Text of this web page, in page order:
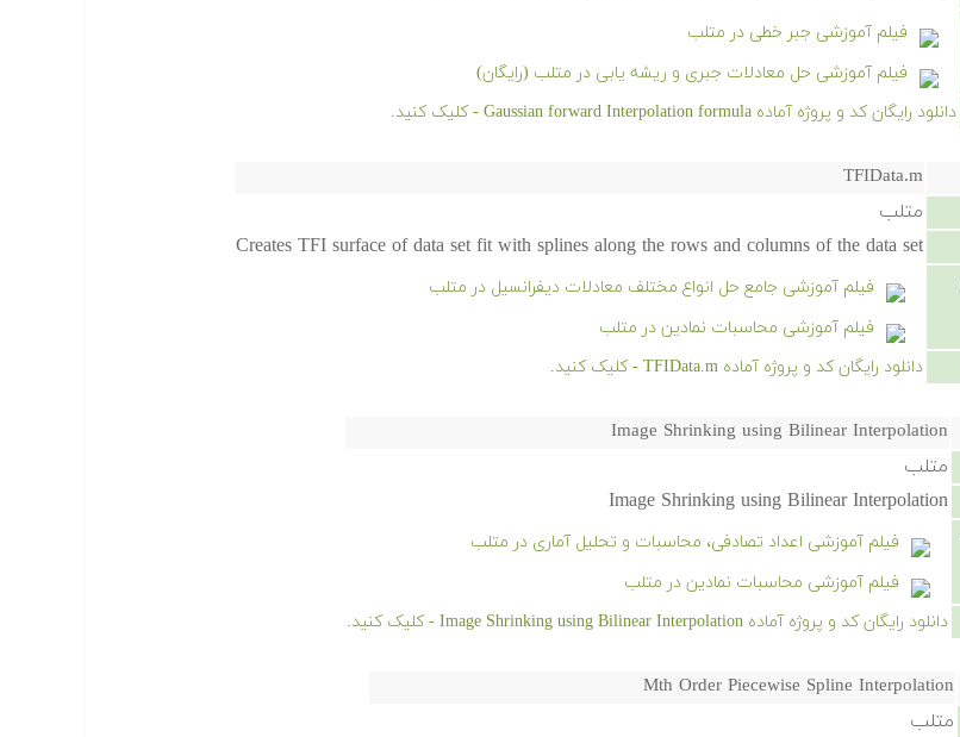
فیلم آموزشی جبر خطی در متلب
فیلم آموزشی حل معادلات جبری و ریشه یابی در متلب (رایگان)
دانلود رایگان کد و پروژه آماده Gaussian forward Interpolation formula - کلیک کنید.
TFIData.m
متلب
Creates TFI surface of data set fit with splines along the rows and columns of the data set
فیلم آموزشی جامع حل انواع مختلف معادلات دیفرانسیل در متلب
فیلم آموزشی محاسبات نمادین در متلب
دانلود رایگان کد و پروژه آماده TFIData.m - کلیک کنید.
Image Shrinking using Bilinear Interpolation
متلب
Image Shrinking using Bilinear Interpolation
فیلم آموزشی اعداد تصادفی، محاسبات و تحلیل آماری در متلب
فیلم آموزشی محاسبات نمادین در متلب
دانلود رایگان کد و پروژه آماده Image Shrinking using Bilinear Interpolation - کلیک کنید.
Mth Order Piecewise Spline Interpolation
متلب